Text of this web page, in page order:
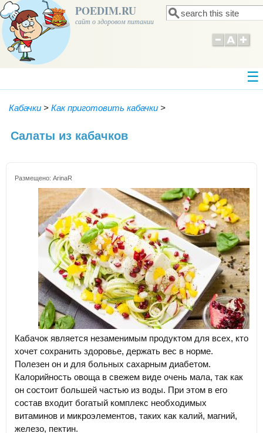
POEDIM.RU
сайт о здоровом питании Форма поиска
Поиск
Кабачки > Как приготовить кабачки >
Салаты из кабачков
Размещено: ArinaR
Кабачок является незаменимым продуктом для всех, кто
хочет сохранить здоровье, держать вес в норме.
Полезен он и для больных сахарным диабетом.
Калорийность овоща в свежем виде очень мала, так как
он состоит большей частью из воды. При этом в его
состав входит богатый комплекс необходимых
витаминов и микроэлементов, таких как калий, магний,
железо, пектин.